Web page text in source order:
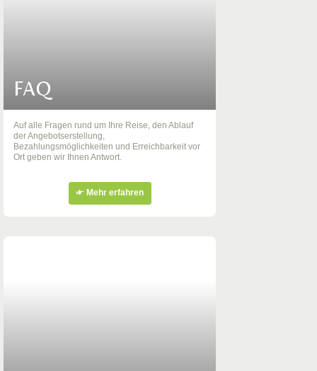
FAQ
Auf alle Fragen rund um Ihre Reise, den Ablauf
der Angebotserstellung,
Bezahlungsmöglichkeiten und Erreichbarkeit vor
Ort geben wir Ihnen Antwort.
Mehr erfahren